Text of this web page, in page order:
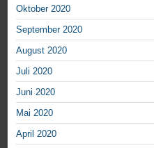
Oktober 2020
September 2020
August 2020
Juli 2020
Juni 2020
Mai 2020
April 2020